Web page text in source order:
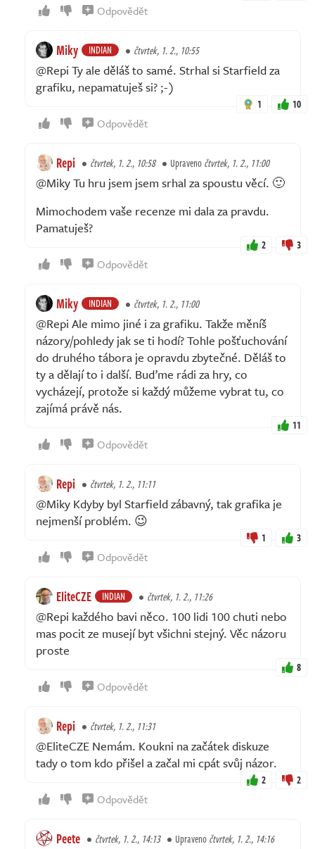
Odpovědět
Miky INDIAN čtvrtek, 1. 2., 10:55
@Repi Ty ale děláš to samé. Strhal si Starfield za
grafiku, nepamatuješ si? ;-)
1 10
Odpovědět
Repi čtvrtek, 1. 2., 10:58 Upravenočtvrtek, 1. 2., 11:00
@Miky Tu hru jsem jsem srhal za spoustu věcí. 🙂
Mimochodem vaše recenze mi dala za pravdu.
Pamatuješ?
2 3
Odpovědět
Miky INDIAN čtvrtek, 1. 2., 11:00
@Repi Ale mimo jiné i za grafiku. Takže měníš
názory/pohledy jak se ti hodí? Tohle pošťuchování
do druhého tábora je opravdu zbytečné. Děláš to
ty a dělají to i další. Buďme rádi za hry, co
vycházejí, protože si každý můžeme vybrat tu, co
zajímá právě nás.
11
Odpovědět
Repi čtvrtek, 1. 2., 11:11
@Miky Kdyby byl Starfield zábavný, tak grafika je
nejmenší problém. 😉
1 3
Odpovědět
EliteCZE INDIAN čtvrtek, 1. 2., 11:26
@Repi každého bavi něco. 100 lidi 100 chuti nebo
mas pocit ze musejí byt všichni stejný. Věc názoru
proste
8
Odpovědět
Repi čtvrtek, 1. 2., 11:31
@EliteCZE Nemám. Koukni na začátek diskuze
tady o tom kdo přišel a začal mi cpát svůj názor.
2 2
Odpovědět
Peete čtvrtek, 1. 2., 14:13 Upravenočtvrtek, 1. 2., 14:16